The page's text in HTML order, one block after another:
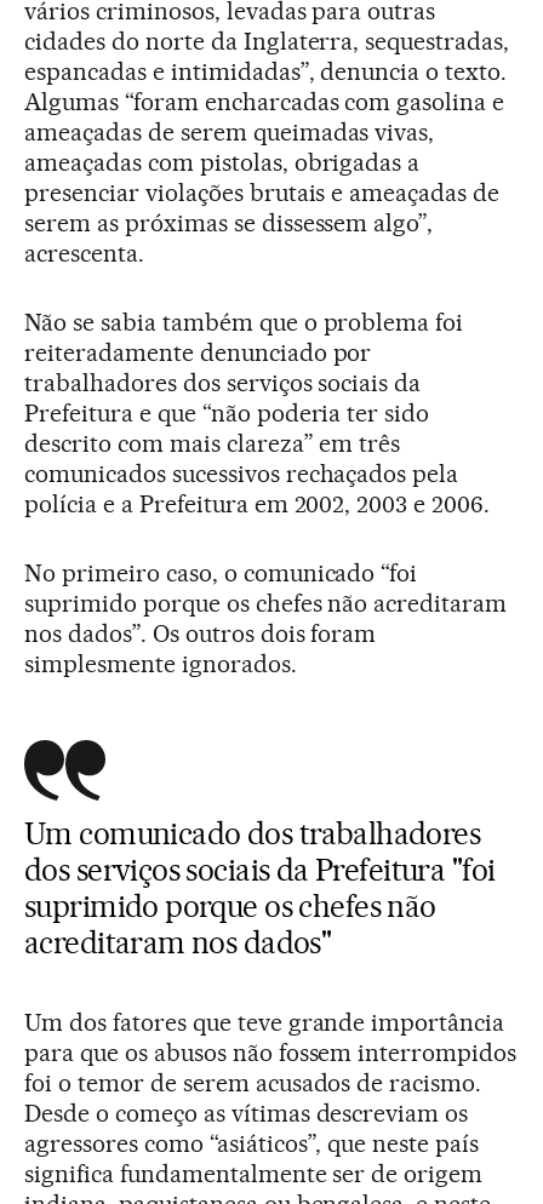
vários criminosos, levadas para outras
cidades do norte da Inglaterra, sequestradas,
espancadas e intimidadas”, denuncia o texto.
Algumas “foram encharcadas com gasolina e
ameaçadas de serem queimadas vivas,
ameaçadas com pistolas, obrigadas a
presenciar violações brutais e ameaçadas de
serem as próximas se dissessem algo”,
acrescenta.
Não se sabia também que o problema foi
reiteradamente denunciado por
trabalhadores dos serviços sociais da
Prefeitura e que “não poderia ter sido
descrito com mais clareza” em três
comunicados sucessivos rechaçados pela
polícia e a Prefeitura em 2002, 2003 e 2006.
No primeiro caso, o comunicado “foi
suprimido porque os chefes não acreditaram
nos dados”. Os outros dois foram
simplesmente ignorados.
Um comunicado dos trabalhadores
dos serviços sociais da Prefeitura "foi
suprimido porque os chefes não
acreditaram nos dados"
Um dos fatores que teve grande importância
para que os abusos não fossem interrompidos
foi o temor de serem acusados de racismo.
Desde o começo as vítimas descreviam os
agressores como “asiáticos”, que neste país
significa fundamentalmente ser de origem